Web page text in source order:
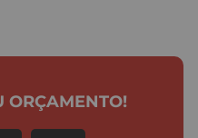
ORÇAMENTO!